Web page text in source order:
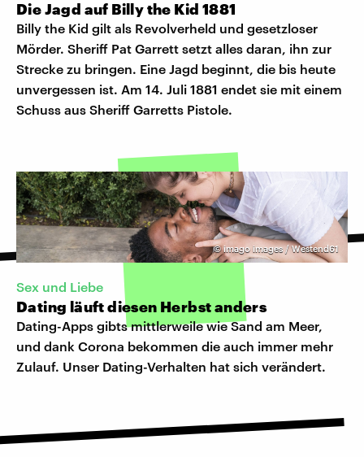
Die Jagd auf Billy the Kid 1881
Billy the Kid gilt als Revolverheld und gesetzloser
Mörder. Sheriff Pat Garrett setzt alles daran, ihn zur
Strecke zu bringen. Eine Jagd beginnt, die bis heute
unvergessen ist. Am 14. Juli 1881 endet sie mit einem
Schuss aus Sheriff Garretts Pistole.
©imago images / Westend61
Sex und Liebe
Dating läuft diesen Herbst anders
Dating-Apps gibts mittlerweile wie Sand am Meer,
und dank Corona bekommen die auch immer mehr
Zulauf. Unser Dating-Verhalten hat sich verändert.